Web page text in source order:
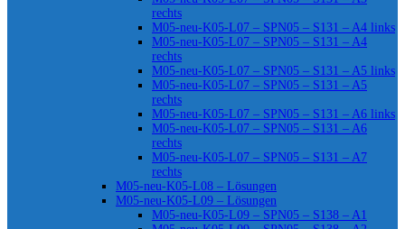
rechts
M05-neu-K05-L07 – SPN05 – S131 – A4 links
M05-neu-K05-L07 – SPN05 – S131 – A4
rechts
M05-neu-K05-L07 – SPN05 – S131 – A5 links
M05-neu-K05-L07 – SPN05 – S131 – A5
rechts
M05-neu-K05-L07 – SPN05 – S131 – A6 links
M05-neu-K05-L07 – SPN05 – S131 – A6
rechts
M05-neu-K05-L07 – SPN05 – S131 – A7
rechts
M05-neu-K05-L08 – Lösungen
M05-neu-K05-L09 – Lösungen
M05-neu-K05-L09 – SPN05 – S138 – A1